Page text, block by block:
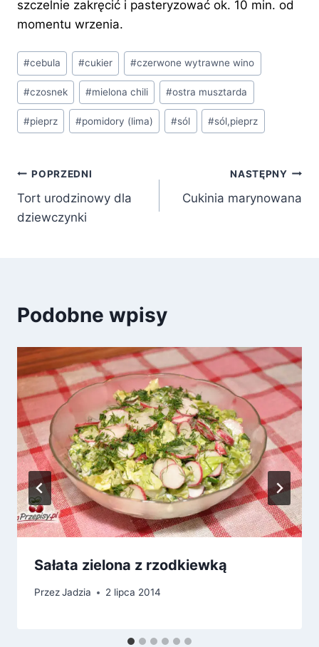
szczelnie zakręcić i pasteryzować ok. 10 min. od
momentu wrzenia.
Tagi
wpisu:
#cebula #cukier #czerwone wytrawne wino
#czosnek #mielona chili #ostra musztarda
#pieprz #pomidory (lima) #sól #sól,pieprz
Nawigacja
wpisu
POPRZEDNI
Tort urodzinowy dla
dziewczynki
NASTĘPNY
Cukinia marynowana
Podobne wpisy
Sałata zielona z rzodkiewką
PrzezJadzia 2 lipca 2014